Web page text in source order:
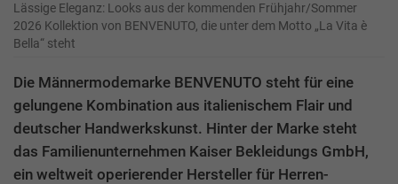
Lässige Eleganz: Looks aus der kommenden Frühjahr/Sommer
2026 Kollektion von BENVENUTO, die unter dem Motto „La Vita è
Bella“ steht
Die Männermodemarke BENVENUTO steht für eine
gelungene Kombination aus italienischem Flair und
deutscher Handwerkskunst. Hinter der Marke steht
das Familienunternehmen Kaiser Bekleidungs GmbH,
ein weltweit operierender Hersteller für Herren-